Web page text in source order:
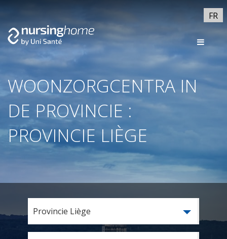
FR
WOONZORGCENTRA IN
DE PROVINCIE :
PROVINCIE LIÈGE
Provincie Liège